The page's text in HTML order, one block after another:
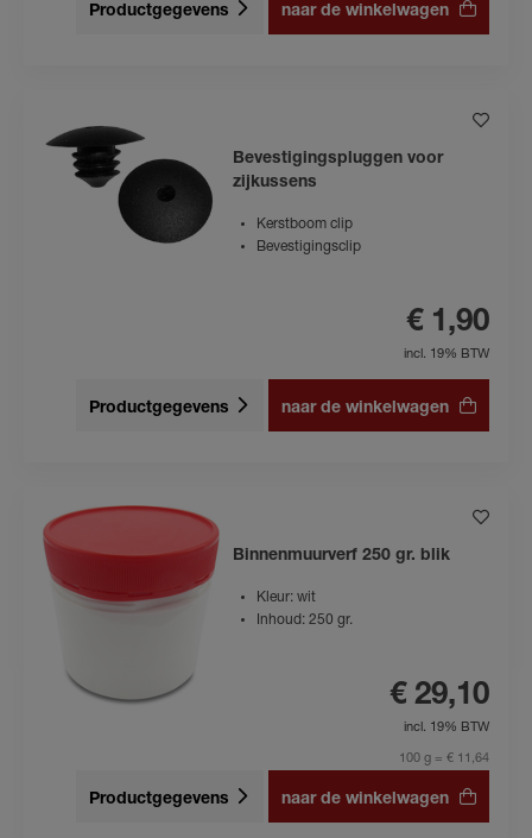
Productgegevens naar de winkelwagen
Bevestigingspluggen voor
zijkussens
Kerstboom clip
Bevestigingsclip
€ 1,90
incl. 19% BTW
Productgegevens naar de winkelwagen
Binnenmuurverf 250 gr. blik
Kleur: wit
Inhoud: 250 gr.
€ 29,10
incl. 19% BTW
100 g = € 11,64
Productgegevens naar de winkelwagen